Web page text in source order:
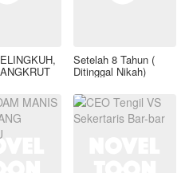
Setelah 8 Tahun (
Ditinggal Nikah)